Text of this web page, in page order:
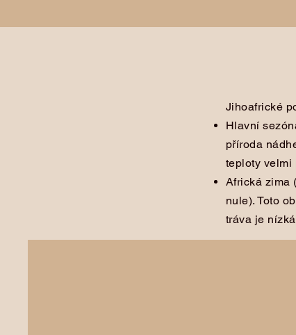
Jihoafrické
Hlavní
příroda
teploty velmi
Africká zima
nule). Toto
tráva je